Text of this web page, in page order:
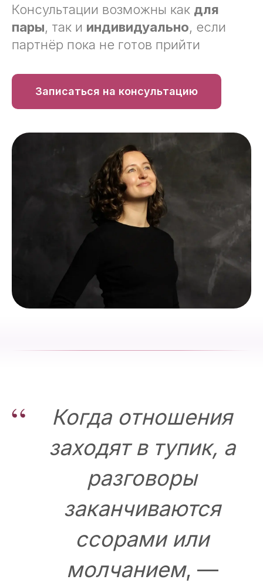
Консультации возможны как для
пары, так и индивидуально, если
партнёр пока не готов прийти
Записаться на консультацию
“
Когда отношения
заходят в тупик, а
разговоры
заканчиваются
ссорами или
молчанием, —